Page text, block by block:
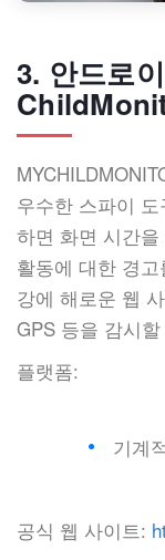
3. 안드로
우수한 스파이
하면 화면 시간
활동에 대한 경
강에 해로운 웹
GPS 등을 감시
플랫폼:
기계
공식 웹 사이트: